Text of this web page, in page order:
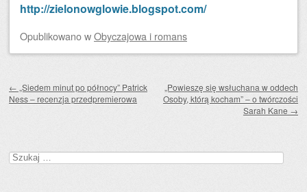
http://zielonowglowie.blogspot.com/
OpublikowanowObyczajowa i romans
← „Siedem minut po północy” Patrick
Ness – recenzja przedpremierowa
„Powieszę się wsłuchana w oddech
Osoby, którą kocham” – o twórczości
Sarah Kane →
Szukaj: